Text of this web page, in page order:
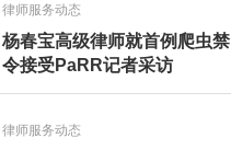
律师服务动态
杨春宝高级律师就首例爬虫禁
令接受PaRR记者采访
律师服务动态